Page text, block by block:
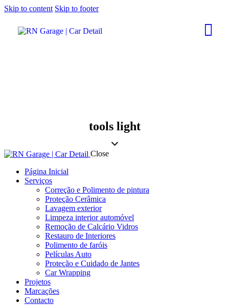
Skip to content Skip to footer
tools light
Close
Página Inicial
Serviços
Correção e Polimento de pintura
Proteção Cerâmica
Lavagem exterior
Limpeza interior automóvel
Remoção de Calcário Vidros
Restauro de Interiores
Polimento de faróis
Películas Auto
Proteção e Cuidado de Jantes
Car Wrapping
Projetos
Marcações
Contacto